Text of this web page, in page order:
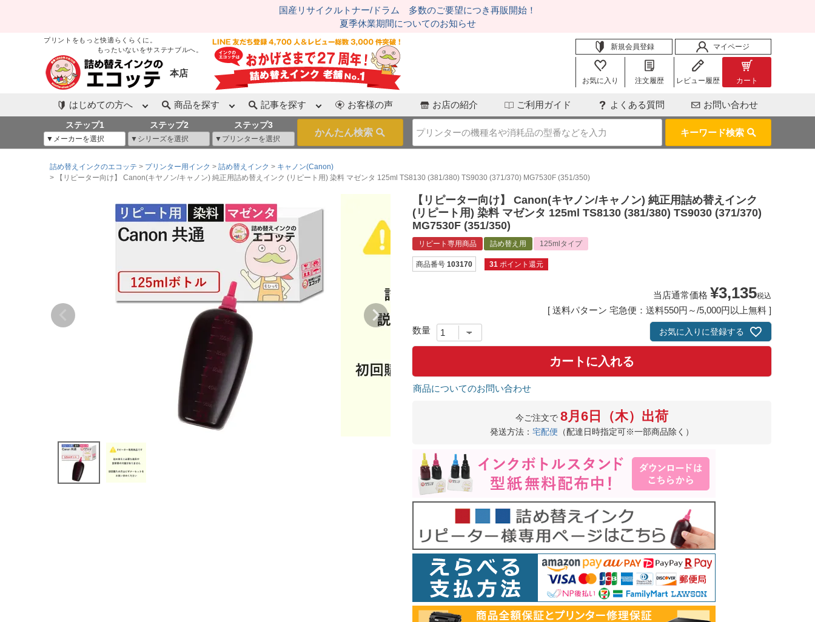
国産リサイクルトナー/ドラム 多数のご要望につき再販開始！
夏季休業期間についてのお知らせ
プリントをもっと快適らくらくに。
もったいないをサステナブルへ。
本店
新規会員登録 マイページ
お気に入り 注文履歴 レビュー履歴 カート
はじめての方へ 商品を探す 記事を探す お客様の声 お店の紹介 ご利用ガイド よくある質問 お問い合わせ
ステップ1 ステップ2 ステップ3
キーワード検索
詰め替えインクのエコッテ プリンター用インク 詰め替えインク
キャノン(Canon)
【リピーター向け】 Canon(キヤノン/キャノン) 純正用詰め替えインク (リピート用) 染料 マゼンタ 125ml TS8130 (381/380) TS9030 (371/370) MG7530F (351/350)
【リピーター向け】 Canon(キヤノン/キャノン) 純正用詰め替えインク
(リピート用) 染料 マゼンタ 125ml TS8130 (381/380) TS9030 (371/370)
MG7530F (351/350)
リピート専用商品 詰め替え用 125mlタイプ
商品番号 103170 31 ポイント還元
当店通常価格 ¥3,135税込
送料パターン 宅急便：送料550円～/5,000円以上無料
お気に入りに登録する
カートに入れる
商品についてのお問い合わせ
今ご注文で 8月6日（木）出荷
発送方法： 宅配便 （配達日時指定可※一部商品除く）